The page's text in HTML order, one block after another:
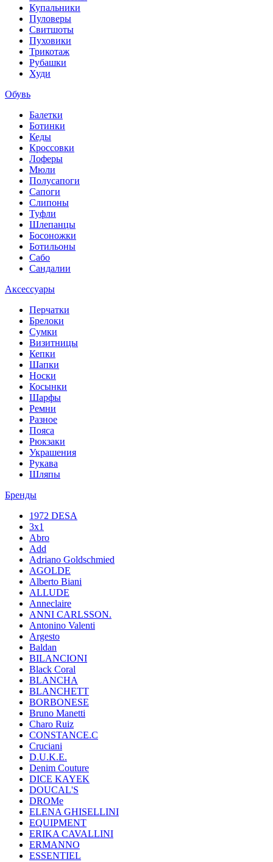
Купальники
Пуловеры
Свитшоты
Пуховики
Трикотаж
Рубашки
Худи
Обувь
Балетки
Ботинки
Кеды
Кроссовки
Лоферы
Мюли
Полусапоги
Сапоги
Слипоны
Туфли
Шлепанцы
Босоножки
Ботильоны
Сабо
Сандалии
Аксессуары
Перчатки
Брелоки
Сумки
Визитницы
Кепки
Шапки
Носки
Косынки
Шарфы
Ремни
Разное
Пояса
Рюкзаки
Украшения
Рукава
Шляпы
Бренды
1972 DESA
3x1
Abro
Add
Adriano Goldschmied
AGOLDE
Alberto Biani
ALLUDE
Anneclaire
ANNI CARLSSON.
Antonino Valenti
Argesto
Baldan
BILANCIONI
Black Coral
BLANCHA
BLANCHETT
BORBONESE
Bruno Manetti
Charo Ruiz
CONSTANCE.C
Cruciani
D.U.K.E.
Denim Couture
DICE KAYEK
DOUCAL'S
DROMe
ELENA GHISELLINI
EQUIPMENT
ERIKA CAVALLINI
ERMANNO
ESSENTIEL